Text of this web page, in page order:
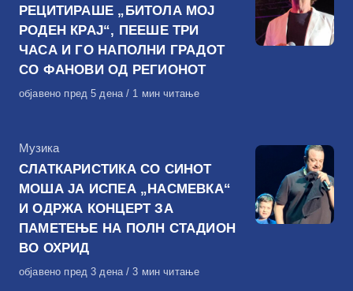
РЕЦИТИРАШЕ „БИТОЛА МОЈ
РОДЕН КРАЈ“, ПЕЕШЕ ТРИ
ЧАСА И ГО НАПОЛНИ ГРАДОТ
СО ФАНОВИ ОД РЕГИОНОТ
Објавено
објавено пред 5 дена 1 мин читање
КАтегорија
Музика
СЛАТКАРИСТИКА СО СИНОТ
МОША ЈА ИСПЕА „НАСМЕВКА“
И ОДРЖА КОНЦЕРТ ЗА
ПАМЕТЕЊЕ НА ПОЛН СТАДИОН
ВО ОХРИД
Објавено
објавено пред 3 дена 3 мин читање